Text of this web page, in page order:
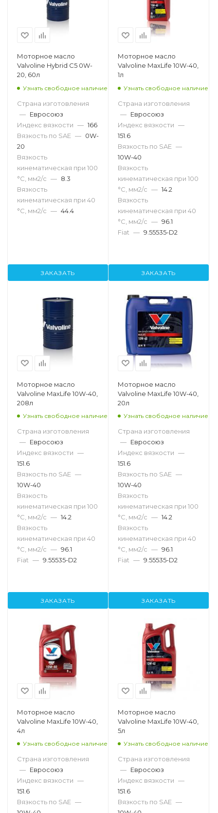
Моторное масло
Valvoline Hybrid C5 0W-
20, 60л
Узнать свободное наличие
Страна изготовления
— Евросоюз
Индекс вязкости — 166
Вязкость по SAE — 0W-
20
Вязкость
кинематическая при 100
°С, мм2/с — 8.3
Вязкость
кинематическая при 40
°С, мм2/с — 44.4
ЗАКАЗАТЬ
Моторное масло
Valvoline MaxLife 10W-40,
1л
Узнать свободное наличие
Страна изготовления
— Евросоюз
Индекс вязкости —
151.6
Вязкость по SAE —
10W-40
Вязкость
кинематическая при 100
°С, мм2/с — 14.2
Вязкость
кинематическая при 40
°С, мм2/с — 96.1
Fiat — 9.55535-D2
ЗАКАЗАТЬ
Моторное масло
Valvoline MaxLife 10W-40,
208л
Узнать свободное наличие
Страна изготовления
— Евросоюз
Индекс вязкости —
151.6
Вязкость по SAE —
10W-40
Вязкость
кинематическая при 100
°С, мм2/с — 14.2
Вязкость
кинематическая при 40
°С, мм2/с — 96.1
Fiat — 9.55535-D2
ЗАКАЗАТЬ
Моторное масло
Valvoline MaxLife 10W-40,
20л
Узнать свободное наличие
Страна изготовления
— Евросоюз
Индекс вязкости —
151.6
Вязкость по SAE —
10W-40
Вязкость
кинематическая при 100
°С, мм2/с — 14.2
Вязкость
кинематическая при 40
°С, мм2/с — 96.1
Fiat — 9.55535-D2
ЗАКАЗАТЬ
Моторное масло
Valvoline MaxLife 10W-40,
4л
Узнать свободное наличие
Страна изготовления
— Евросоюз
Индекс вязкости —
151.6
Вязкость по SAE —
Моторное масло
Valvoline MaxLife 10W-40,
5л
Узнать свободное наличие
Страна изготовления
— Евросоюз
Индекс вязкости —
151.6
Вязкость по SAE —